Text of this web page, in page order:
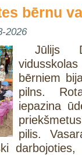
bērnu
2026
Jūlijs
bērniem
pilns.
iepazina
pilis.